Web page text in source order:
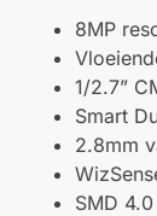
8MP
1/2.7”
Smart
2.8mm
SMD